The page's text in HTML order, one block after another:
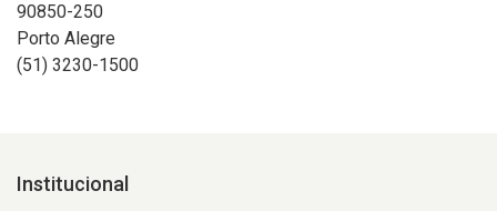
90850-250
Porto Alegre
(51) 3230-1500
Institucional